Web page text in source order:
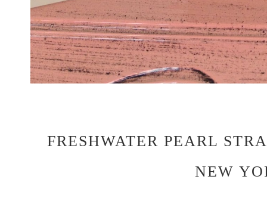
FRESHWATER PEARL
NEW